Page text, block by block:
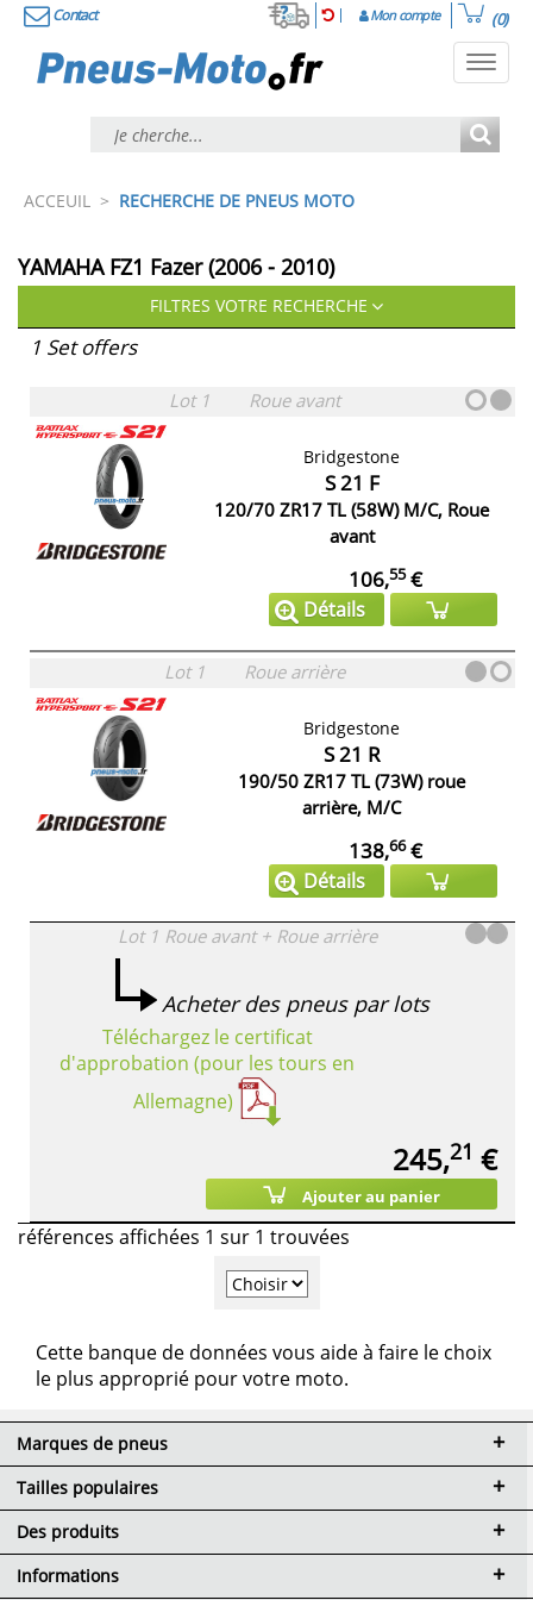
Contact Mon compte (0)
ACCEUIL > RECHERCHE DE PNEUS MOTO
YAMAHA FZ1 Fazer (2006 - 2010)
FILTRES VOTRE RECHERCHE
1 Set offers
Lot 1 Roue avant
Bridgestone
S 21 F
120/70 ZR17 TL (58W) M/C, Roue
avant
106,55€
Détails
Lot 1 Roue arrière
Bridgestone
S 21 R
190/50 ZR17 TL (73W) roue
arrière, M/C
138,66€
Détails
Lot 1 Roue avant + Roue arrière
Acheter des pneus par lots
Téléchargez le certificat
d'approbation (pour les tours en
Allemagne)
245,21 €
Ajouter au panier
références affichées 1 sur 1 trouvées
Cette banque de données vous aide à faire le choix
le plus approprié pour votre moto.
Marques de pneus
Tailles populaires
Des produits
Informations